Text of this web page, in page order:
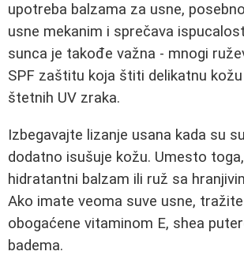
upotreba balzama za usne,
usne mekanim i sprečava
sunca je takođe važna - mnogi
SPF zaštitu koja štiti delikatnu
štetnih UV zraka.
Izbegavajte lizanje usana kada su
dodatno isušuje kožu. Umesto
hidratantni balzam ili ruž sa
Ako imate veoma suve usne,
obogaćene vitaminom E, shea
badema.